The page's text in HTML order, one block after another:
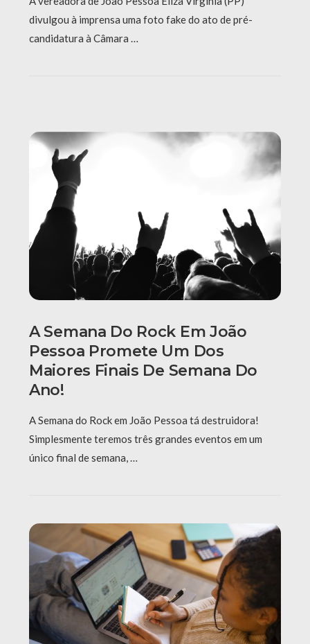
divulgou à imprensa uma foto fake do ato de pré-
candidatura à Câmara …
A Semana Do Rock Em João
Pessoa Promete Um Dos
Maiores Finais De Semana Do
Ano!
A Semana do Rock em João Pessoa tá destruidora!
Simplesmente teremos três grandes eventos em um
único final de semana, …